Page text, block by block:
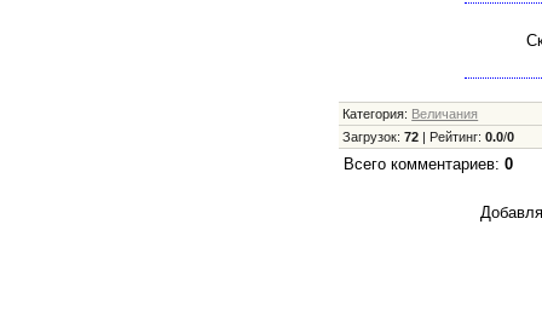
Категория: Величания
Загрузок:72 Рейтинг:0.0/0
Всего комментариев: 0